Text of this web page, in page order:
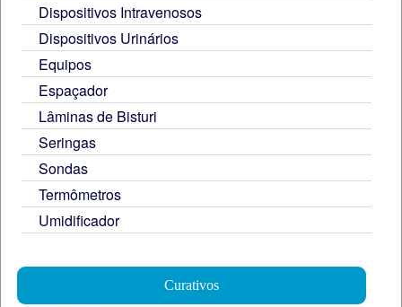
Dispositivos Intravenosos
Dispositivos Urinários
Equipos
Espaçador
Lâminas de Bisturi
Seringas
Sondas
Termômetros
Umidificador
Curativos